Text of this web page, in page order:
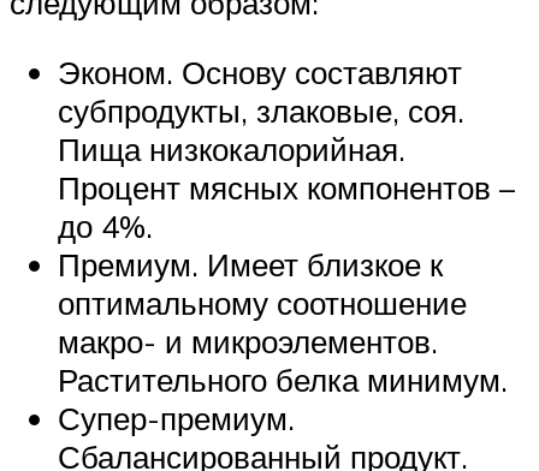
Эконом. Основу составляют
субпродукты, злаковые, соя.
Пища низкокалорийная.
Процент мясных компонентов –
до 4%.
Премиум. Имеет близкое к
оптимальному соотношение
макро- и микроэлементов.
Растительного белка минимум.
Супер-премиум.
Сбалансированный продукт.